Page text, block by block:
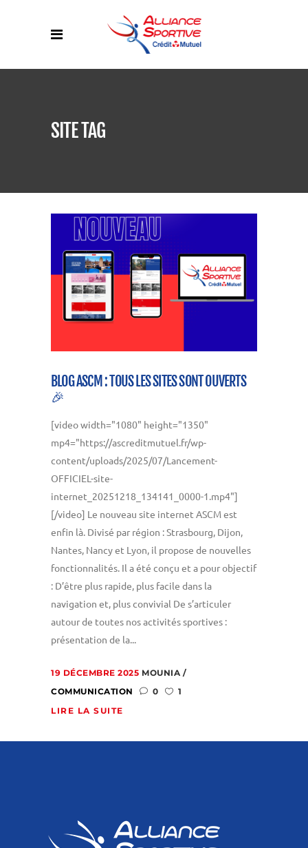
SITE TAG
BLOG ASCM : TOUS LES SITES SONT OUVERTS
🎉
[video width="1080" height="1350"
mp4="https://ascreditmutuel.fr/wp-
content/uploads/2025/07/Lancement-
OFFICIEL-site-
internet_20251218_134141_0000-1.mp4"]
[/video] Le nouveau site internet ASCM est
enfin là. Divisé par région : Strasbourg, Dijon,
Nantes, Nancy et Lyon, il propose de nouvelles
fonctionnalités. Il a été conçu et a pour objectif
: D’être plus rapide, plus facile dans la
navigation et, plus convivial De s’articuler
autour de toutes nos activités sportives :
présentation de la...
19 DÉCEMBRE 2025 MOUNIA
COMMUNICATION
0
1
LIRE LA SUITE